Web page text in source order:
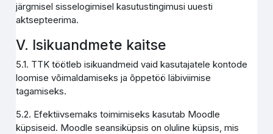
järgmisel sisselogimisel kasutustingimusi uuesti
aktsepteerima.
V. Isikuandmete kaitse
5.1. TTK töötleb isikuandmeid vaid kasutajatele kontode
loomise võimaldamiseks ja õppetöö läbiviimise
tagamiseks.
5.2. Efektiivsemaks toimimiseks kasutab Moodle
küpsiseid. Moodle seansiküpsis on oluline küpsis, mis